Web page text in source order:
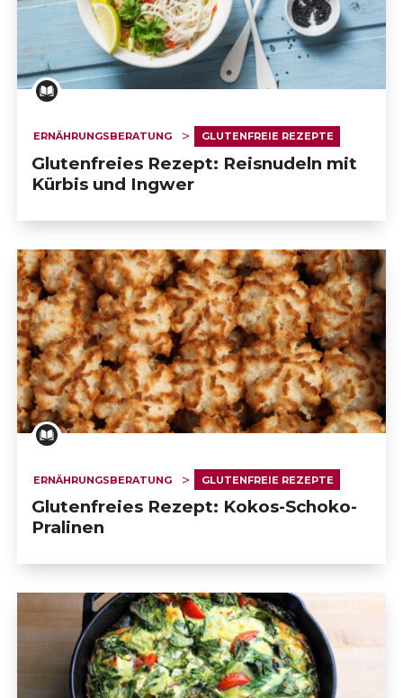
ERNÄHRUNGSBERATUNG GLUTENFREIE REZEPTE
Glutenfreies Rezept: Reisnudeln mit
Kürbis und Ingwer
ERNÄHRUNGSBERATUNG GLUTENFREIE REZEPTE
Glutenfreies Rezept: Kokos-Schoko-
Pralinen